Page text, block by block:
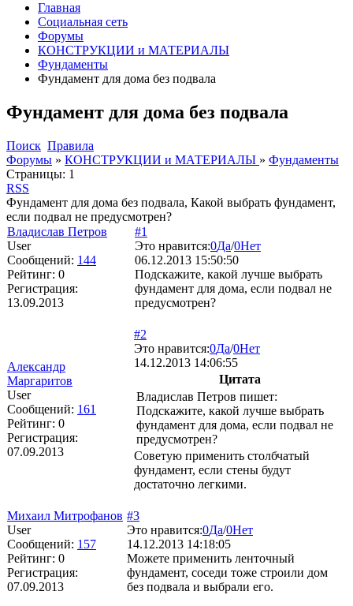
Главная
Социальная сеть
Форумы
КОНСТРУКЦИИ и МАТЕРИАЛЫ
Фундаменты
Фундамент для дома без подвала
Фундамент для дома без подвала
Поиск Правила
Форумы » КОНСТРУКЦИИ и МАТЕРИАЛЫ » Фундаменты
Страницы: 1
RSS
Фундамент для дома без подвала, Какой выбрать фундамент,
если подвал не предусмотрен?
Владислав Петров
User
Сообщений: 144
Рейтинг: 0
Регистрация:
13.09.2013
#1
Это нравится:0Да/0Нет
06.12.2013 15:50:50
Подскажите, какой лучше выбрать
фундамент для дома, если подвал не
предусмотрен?
Александр
Маргаритов
User
Сообщений: 161
Рейтинг: 0
Регистрация:
07.09.2013
#2
Это нравится:0Да/0Нет
14.12.2013 14:06:55
Цитата
Владислав Петров пишет:
Подскажите, какой лучше выбрать
фундамент для дома, если подвал не
предусмотрен?
Советую применить столбчатый
фундамент, если стены будут
достаточно легкими.
Михаил Митрофанов
User
Сообщений: 157
Рейтинг: 0
Регистрация:
07.09.2013
#3
Это нравится:0Да/0Нет
14.12.2013 14:18:05
Можете применить ленточный
фундамент, соседи тоже строили дом
без подвала и выбрали его.